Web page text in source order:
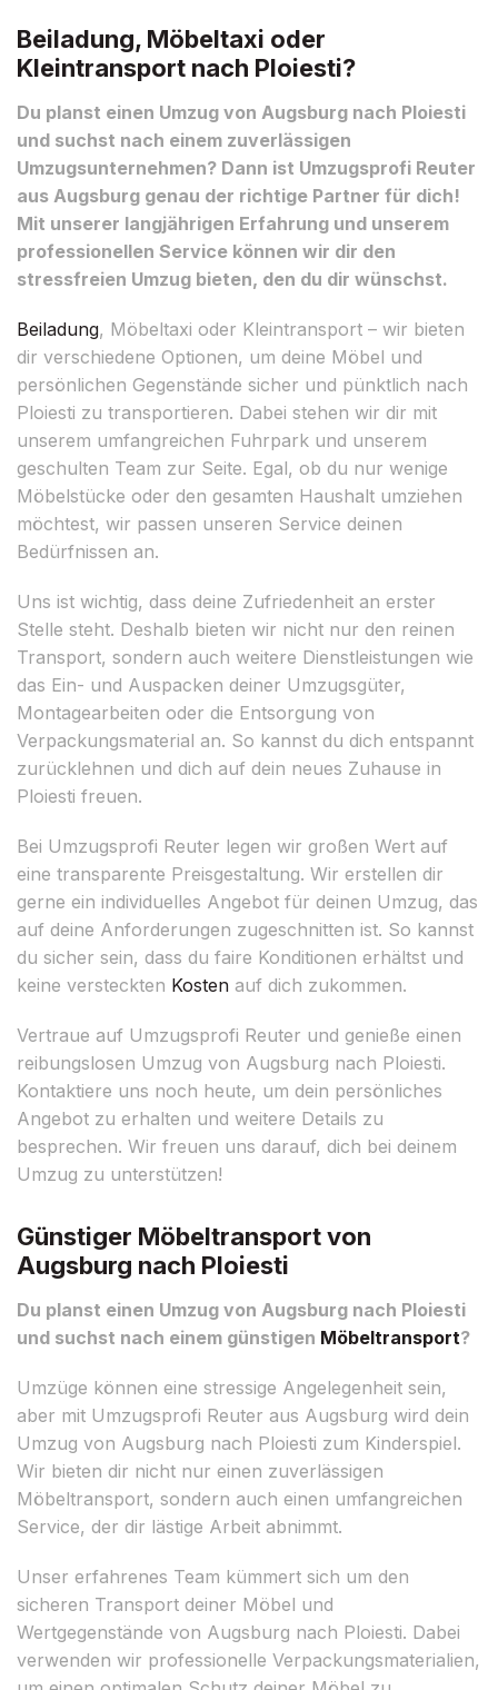
Beiladung, Möbeltaxi oder
Kleintransport nach Ploiesti?
Du planst einen Umzug von Augsburg nach Ploiesti
und suchst nach einem zuverlässigen
Umzugsunternehmen? Dann ist Umzugsprofi Reuter
aus Augsburg genau der richtige Partner für dich!
Mit unserer langjährigen Erfahrung und unserem
professionellen Service können wir dir den
stressfreien Umzug bieten, den du dir wünschst.
Beiladung, Möbeltaxi oder Kleintransport – wir bieten
dir verschiedene Optionen, um deine Möbel und
persönlichen Gegenstände sicher und pünktlich nach
Ploiesti zu transportieren. Dabei stehen wir dir mit
unserem umfangreichen Fuhrpark und unserem
geschulten Team zur Seite. Egal, ob du nur wenige
Möbelstücke oder den gesamten Haushalt umziehen
möchtest, wir passen unseren Service deinen
Bedürfnissen an.
Uns ist wichtig, dass deine Zufriedenheit an erster
Stelle steht. Deshalb bieten wir nicht nur den reinen
Transport, sondern auch weitere Dienstleistungen wie
das Ein- und Auspacken deiner Umzugsgüter,
Montagearbeiten oder die Entsorgung von
Verpackungsmaterial an. So kannst du dich entspannt
zurücklehnen und dich auf dein neues Zuhause in
Ploiesti freuen.
Bei Umzugsprofi Reuter legen wir großen Wert auf
eine transparente Preisgestaltung. Wir erstellen dir
gerne ein individuelles Angebot für deinen Umzug, das
auf deine Anforderungen zugeschnitten ist. So kannst
du sicher sein, dass du faire Konditionen erhältst und
keine versteckten Kosten auf dich zukommen.
Vertraue auf Umzugsprofi Reuter und genieße einen
reibungslosen Umzug von Augsburg nach Ploiesti.
Kontaktiere uns noch heute, um dein persönliches
Angebot zu erhalten und weitere Details zu
besprechen. Wir freuen uns darauf, dich bei deinem
Umzug zu unterstützen!
Günstiger Möbeltransport von
Augsburg nach Ploiesti
Du planst einen Umzug von Augsburg nach Ploiesti
und suchst nach einem günstigen Möbeltransport?
Umzüge können eine stressige Angelegenheit sein,
aber mit Umzugsprofi Reuter aus Augsburg wird dein
Umzug von Augsburg nach Ploiesti zum Kinderspiel.
Wir bieten dir nicht nur einen zuverlässigen
Möbeltransport, sondern auch einen umfangreichen
Service, der dir lästige Arbeit abnimmt.
Unser erfahrenes Team kümmert sich um den
sicheren Transport deiner Möbel und
Wertgegenstände von Augsburg nach Ploiesti. Dabei
verwenden wir professionelle Verpackungsmaterialien,